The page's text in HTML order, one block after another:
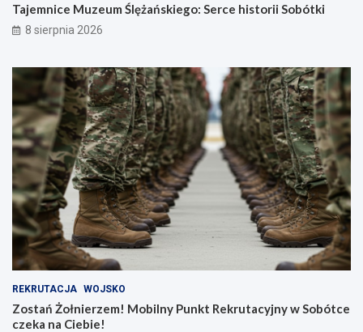
Tajemnice Muzeum Ślężańskiego: Serce historii Sobótki
8 sierpnia 2026
REKRUTACJA WOJSKO
Zostań Żołnierzem! Mobilny Punkt Rekrutacyjny w Sobótce
czeka na Ciebie!